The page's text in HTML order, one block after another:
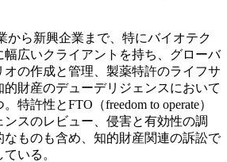
から新興企業まで、特にバイオテク
幅広いクライアントを持ち、グローバ
オの作成と管理、製薬特許のライフサ
財産のデューデリジェンスにおいて
特許性とFTO（freedom to operate）
スのレビュー、侵害と有効性の調
ものも含め、知的財産関連の訴訟で
いる。